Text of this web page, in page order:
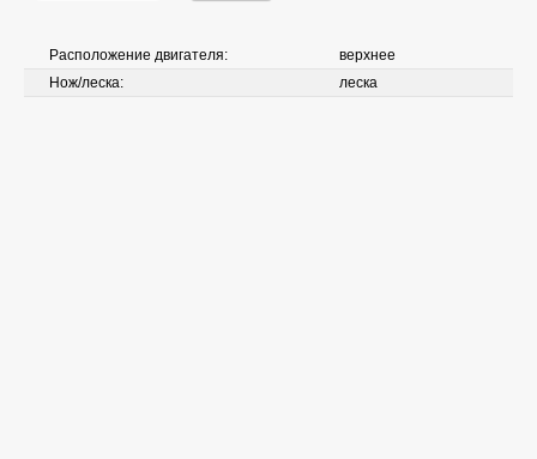
Расположение двигателя:
верхнее
Нож/леска:
леска